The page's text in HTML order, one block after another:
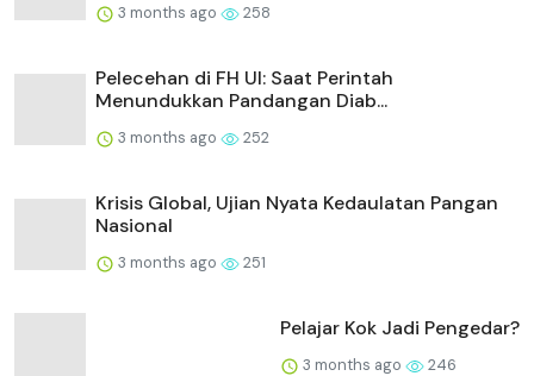
3 months ago 258
Pelecehan di FH UI: Saat Perintah
Menundukkan Pandangan Diab...
3 months ago 252
Krisis Global, Ujian Nyata Kedaulatan Pangan
Nasional
3 months ago 251
Pelajar Kok Jadi Pengedar?
3 months ago 246